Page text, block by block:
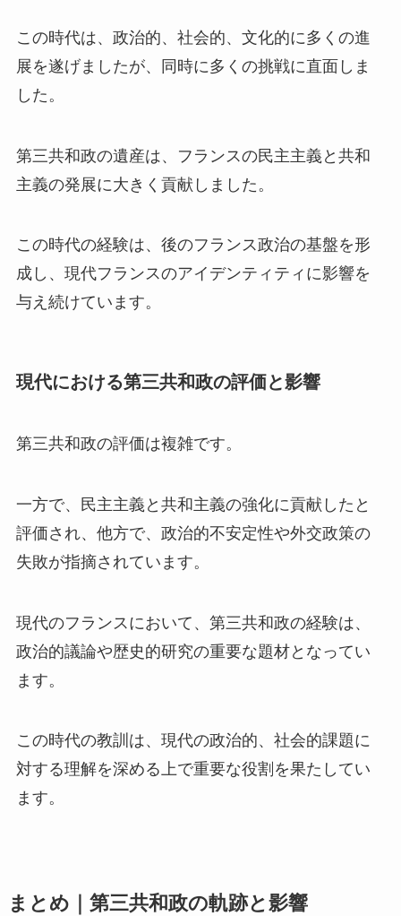
この時代は、政治的、社会的、文化的に多くの進
展を遂げましたが、同時に多くの挑戦に直面しま
した。
第三共和政の遺産は、フランスの民主主義と共和
主義の発展に大きく貢献しました。
この時代の経験は、後のフランス政治の基盤を形
成し、現代フランスのアイデンティティに影響を
与え続けています。
現代における第三共和政の評価と影響
第三共和政の評価は複雑です。
一方で、民主主義と共和主義の強化に貢献したと
評価され、他方で、政治的不安定性や外交政策の
失敗が指摘されています。
現代のフランスにおいて、第三共和政の経験は、
政治的議論や歴史的研究の重要な題材となってい
ます。
この時代の教訓は、現代の政治的、社会的課題に
対する理解を深める上で重要な役割を果たしてい
ます。
まとめ｜第三共和政の軌跡と影響